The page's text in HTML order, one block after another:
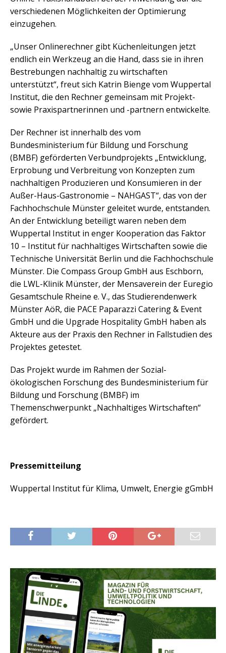
verschiedenen Möglichkeiten der Optimierung
einzugehen.
„Unser Onlinerechner gibt Küchenleitungen jetzt
endlich ein Werkzeug an die Hand, dass sie in ihren
Bestrebungen nachhaltig zu wirtschaften
unterstützt“, freut sich Katrin Bienge vom Wuppertal
Institut, die den Rechner gemeinsam mit Projekt-
sowie Praxispartnerinnen und -partnern entwickelte.
Der Rechner ist innerhalb des vom
Bundesministerium für Bildung und Forschung
(BMBF) geförderten Verbundprojekts „Entwicklung,
Erprobung und Verbreitung von Konzepten zum
nachhaltigen Produzieren und Konsumieren in der
Außer-Haus-Gastronomie – NAHGAST“, das von der
Fachhochschule Münster geleitet wurde, entstanden.
An der Entwicklung beteiligt waren neben dem
Wuppertal Institut in enger Kooperation das Faktor
10 – Institut für nachhaltiges Wirtschaften sowie die
Technische Universität Berlin und die Fachhochschule
Münster. Die Compass Group GmbH aus Eschborn,
die LWL-Klinik Münster, der Mensaverein der Euregio
Gesamtschule Rheine e. V., das Studierendenwerk
Münster AöR, die PACE Paparazzi Catering & Event
GmbH und die Upgrade Hospitality GmbH haben als
Akteure aus der Praxis den Rechner in Fallstudien des
Projektes getestet.
Das Projekt wurde im Rahmen der Sozial-
ökologischen Forschung des Bundesministerium für
Bildung und Forschung (BMBF) im
Themenschwerpunkt „Nachhaltiges Wirtschaften“
gefördert.
Pressemitteilung
Wuppertal Institut für Klima, Umwelt, Energie gGmbH